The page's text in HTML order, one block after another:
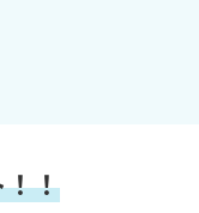
！